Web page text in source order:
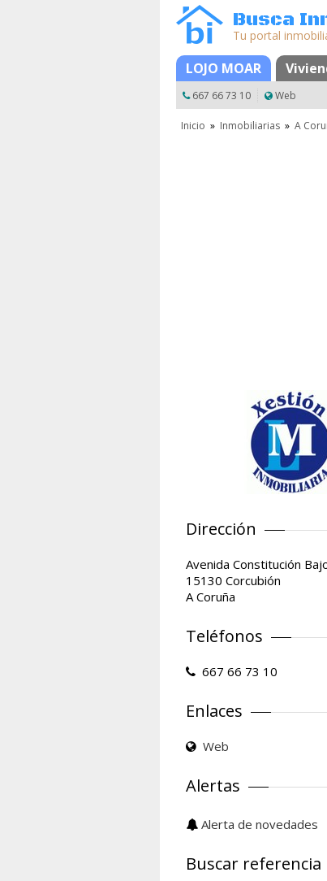
Busca
Tu portal
LOJO MOAR
MapaFavoritos
667 66 73 10 Web
Inicio » Inmobiliarias » A
Dirección
Avenida Constitución
15130 Corcubión
A Coruña
Teléfonos
667 66 73 10
Enlaces
Web
Alertas
Alerta de novedades
Buscar referencia